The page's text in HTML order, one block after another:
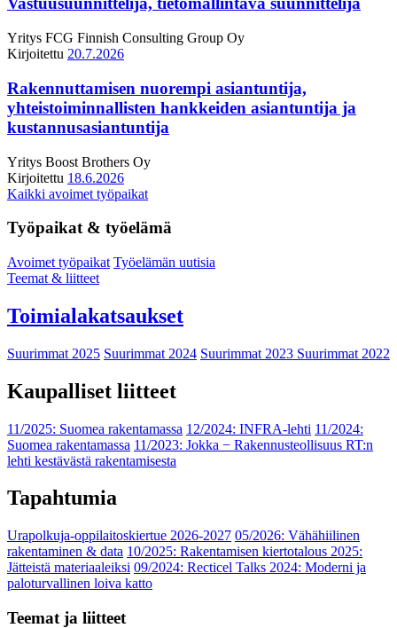
Yritys FCG Finnish Consulting Group Oy
Kirjoitettu 20.7.2026
Rakennuttamisen nuorempi asiantuntija,
yhteistoiminnallisten hankkeiden asiantuntija ja
kustannusasiantuntija
Yritys Boost Brothers Oy
Kirjoitettu 18.6.2026
Kaikki avoimet työpaikat
Työpaikat & työelämä
Avoimet työpaikat Työelämän uutisia
Teemat & liitteet
Toimialakatsaukset
Suurimmat 2025 Suurimmat 2024 Suurimmat 2023 Suurimmat 2022
Kaupalliset liitteet
11/2025: Suomea rakentamassa 12/2024: INFRA-lehti 11/2024:
Suomea rakentamassa 11/2023: Jokka − Rakennusteollisuus RT:n
lehti kestävästä rakentamisesta
Tapahtumia
Urapolkuja-oppilaitoskiertue 2026-2027 05/2026: Vähähiilinen
rakentaminen & data 10/2025: Rakentamisen kiertotalous 2025:
Jätteistä materiaaleiksi 09/2024: Recticel Talks 2024: Moderni ja
paloturvallinen loiva katto
Teemat ja liitteet